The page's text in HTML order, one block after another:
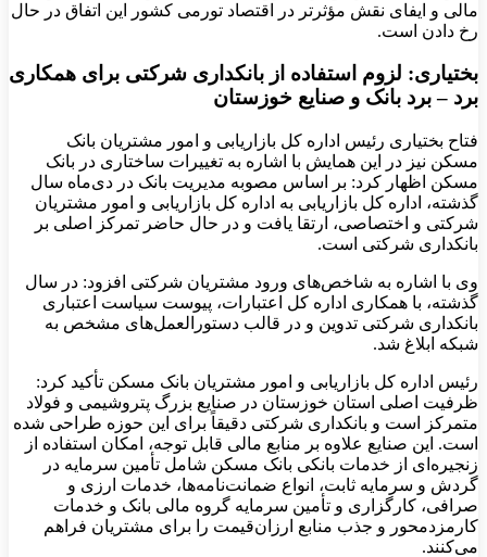
مالی و ایفای نقش مؤثرتر در اقتصاد تورمی کشور این اتفاق در حال
رخ دادن است.
بختیاری: لزوم استفاده از بانکداری شرکتی برای همکاری
برد – برد بانک و صنایع خوزستان
فتاح بختیاری رئیس اداره کل بازاریابی و امور مشتریان بانک
مسکن نیز در این همایش با اشاره به تغییرات ساختاری در بانک
مسکن اظهار کرد: بر اساس مصوبه مدیریت بانک در دی‌ماه سال
گذشته، اداره کل بازاریابی به اداره کل بازاریابی و امور مشتریان
شرکتی و اختصاصی، ارتقا یافت و در حال حاضر تمرکز اصلی بر
بانکداری شرکتی است.
وی با اشاره به شاخص‌های ورود مشتریان شرکتی افزود: در سال
گذشته، با همکاری اداره کل اعتبارات، پیوست سیاست اعتباری
بانکداری شرکتی تدوین و در قالب دستورالعمل‌های مشخص به
شبکه ابلاغ شد.
رئیس اداره کل بازاریابی و امور مشتریان بانک مسکن تأکید کرد:
ظرفیت اصلی استان خوزستان در صنایع بزرگ پتروشیمی و فولاد
متمرکز است و بانکداری شرکتی دقیقاً برای این حوزه طراحی شده
است. این صنایع علاوه بر منابع مالی قابل توجه، امکان استفاده از
زنجیره‌ای از خدمات بانکی بانک مسکن شامل تأمین سرمایه در
گردش و سرمایه ثابت، انواع ضمانت‌نامه‌ها، خدمات ارزی و
صرافی، کارگزاری و تأمین سرمایه گروه مالی بانک و خدمات
کارمزدمحور و جذب منابع ارزان‌قیمت را برای مشتریان فراهم
می‌کنند.